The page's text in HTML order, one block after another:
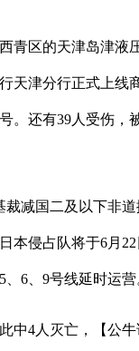
区的天津岛津液
天津分行正式上
。还有39人受伤，
国二及以下非道
本侵占队将于6月
、6、9号线延时运
4人灭亡，【公牛